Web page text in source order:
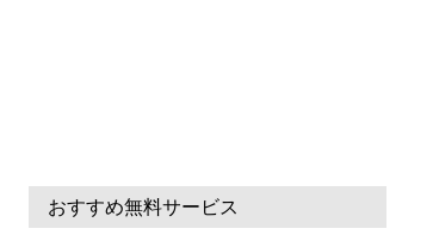
おすすめ無料サービス